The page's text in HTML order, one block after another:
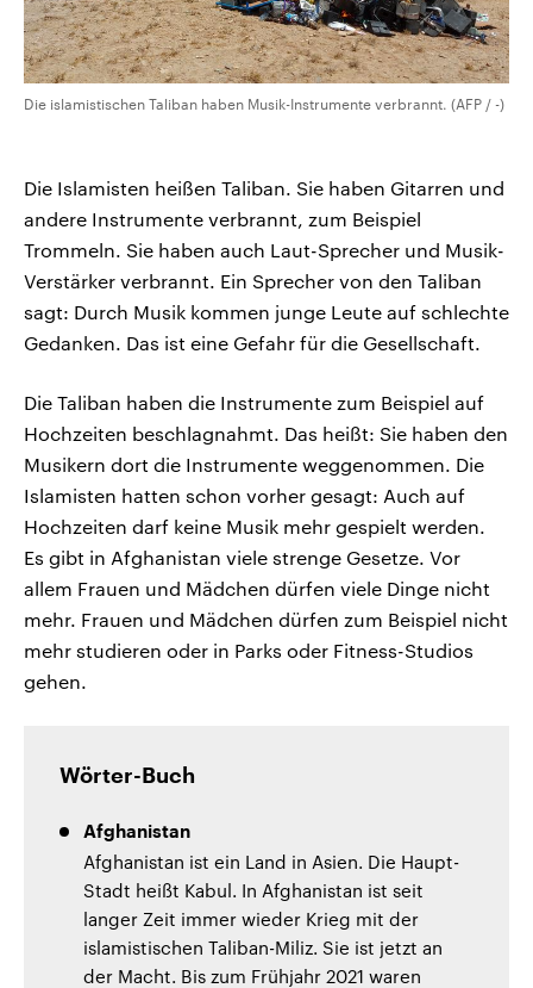
Die islamistischen Taliban haben Musik-Instrumente verbrannt. (AFP / -)
Die Islamisten heißen Taliban. Sie haben Gitarren und
andere Instrumente verbrannt, zum Beispiel
Trommeln. Sie haben auch Laut-Sprecher und Musik-
Verstärker verbrannt. Ein Sprecher von den Taliban
sagt: Durch Musik kommen junge Leute auf schlechte
Gedanken. Das ist eine Gefahr für die Gesellschaft.
Die Taliban haben die Instrumente zum Beispiel auf
Hochzeiten beschlagnahmt. Das heißt: Sie haben den
Musikern dort die Instrumente weggenommen. Die
Islamisten hatten schon vorher gesagt: Auch auf
Hochzeiten darf keine Musik mehr gespielt werden.
Es gibt in Afghanistan viele strenge Gesetze. Vor
allem Frauen und Mädchen dürfen viele Dinge nicht
mehr. Frauen und Mädchen dürfen zum Beispiel nicht
mehr studieren oder in Parks oder Fitness-Studios
gehen.
Wörter-Buch
Afghanistan
Afghanistan ist ein Land in Asien. Die Haupt-
Stadt heißt Kabul. In Afghanistan ist seit
langer Zeit immer wieder Krieg mit der
islamistischen Taliban-Miliz. Sie ist jetzt an
der Macht. Bis zum Frühjahr 2021 waren